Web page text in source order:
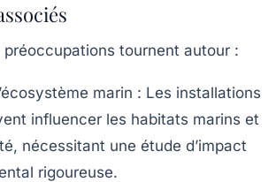
préoccupations tournent autour :
marin : Les installations
influencer les habitats marins et
nécessitant une étude d’impact
rigoureuse.